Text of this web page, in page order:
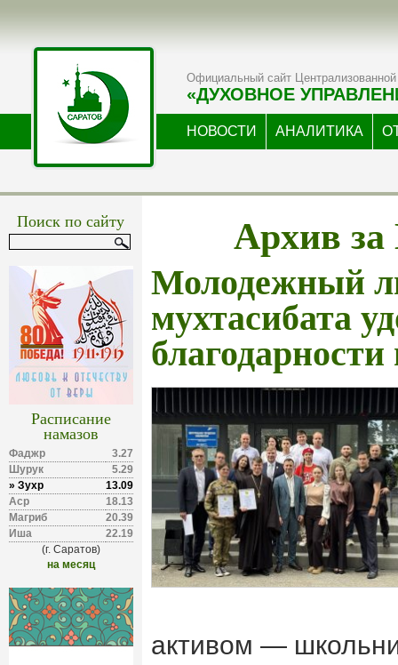
Официальный сайт Централизованной
«ДУХОВНОЕ
НОВОСТИ АНАЛИТИКА
Поиск по сайту
Расписание
намазов
Фаджр
3.27
Шурук
5.29
» Зухр
13.09
Аср
18.13
Магриб
20.39
Иша
22.19
(г. Саратов)
на месяц
Архив
Молодежный
мухтасибата
активом —